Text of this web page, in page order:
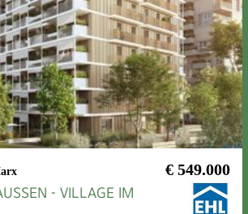
€ 549.000
- VILLAGE IM